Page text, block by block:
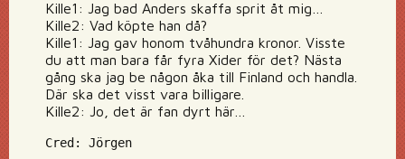
Kille1: Jag bad Anders skaffa sprit åt mig…
Kille2: Vad köpte han då?
Kille1: Jag gav honom tvåhundra kronor. Visste
du att man bara får fyra Xider för det? Nästa
gång ska jag be någon åka till Finland och handla.
Där ska det visst vara billigare.
Kille2: Jo, det är fan dyrt här…
Cred: Jörgen